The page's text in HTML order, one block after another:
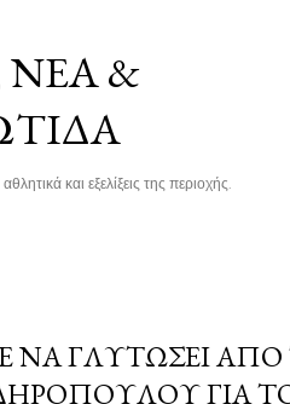
ΝΈΑ &
και εξελίξεις της περιοχής.
ΝΑ ΓΛΥΤΏΣΕΙ ΑΠΌ
ΓΙΑ